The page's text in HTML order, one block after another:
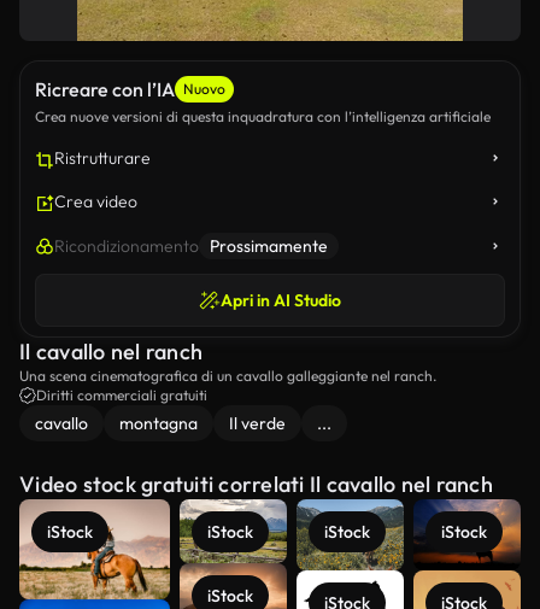
Ricreare con l’IA Nuovo
Crea nuove versioni di questa inquadratura con l’intelligenza artificiale
Ristrutturare
Crea video
Ricondizionamento Prossimamente
Apri in AI Studio
Il cavallo nel ranch
Una scena cinematografica di un cavallo galleggiante nel ranch.
Diritti commerciali gratuiti
cavallo montagna Il verde ...
Video stock gratuiti correlati Il cavallo nel ranch
iStock iStock
iStock
iStock
iStock
iStock
iStock